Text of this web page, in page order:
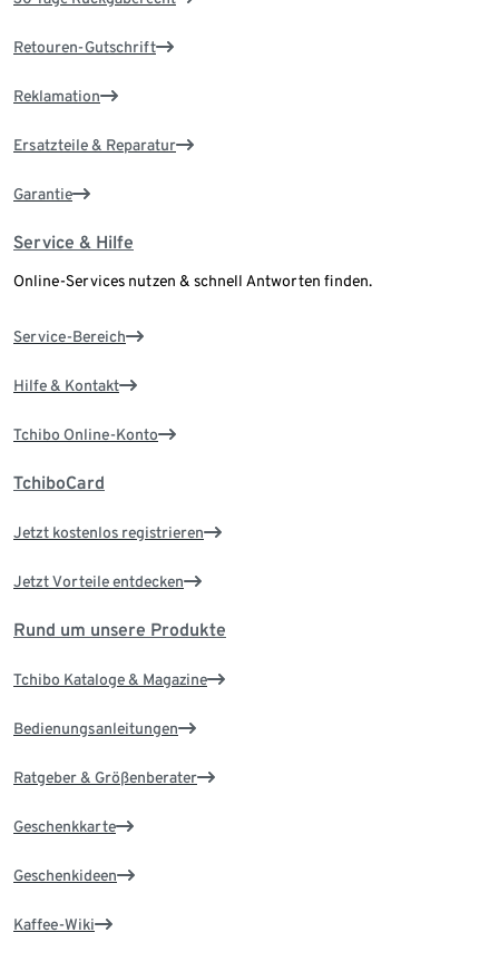
Retouren-Gutschrift
Reklamation
Ersatzteile & Reparatur
Garantie
Service & Hilfe
Online-Services nutzen & schnell Antworten finden.
Service-Bereich
Hilfe & Kontakt
Tchibo Online-Konto
TchiboCard
Jetzt kostenlos registrieren
Jetzt Vorteile entdecken
Rund um unsere Produkte
Tchibo Kataloge & Magazine
Bedienungsanleitungen
Ratgeber & Größenberater
Geschenkkarte
Geschenkideen
Kaffee-Wiki